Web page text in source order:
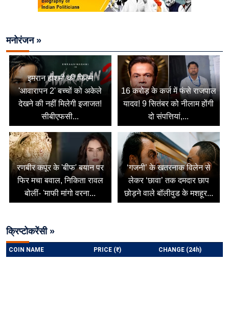
मनोरंजन »
इमरान हाशमी की फिल्म
'आवारापन 2' बच्चों को अकेले
देखने की नहीं मिलेगी इजाजत!
सीबीएफसी...
16 करोड़ के कर्ज में फंसे राजपाल
यादव! 9 सितंबर को नीलाम होंगी
दो संपत्तियां,...
रणबीर कपूर के 'बीफ' बयान पर
फिर मचा बवाल, निकिता रावल
बोलीं- 'माफी मांगो वरना...
‘गजनी’ के खतरनाक विलेन से
लेकर ‘छावा’ तक दमदार छाप
छोड़ने वाले बॉलीवुड के मशहूर...
क्रिप्टोकरेंसी »